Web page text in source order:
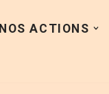
NOS ACTIONS